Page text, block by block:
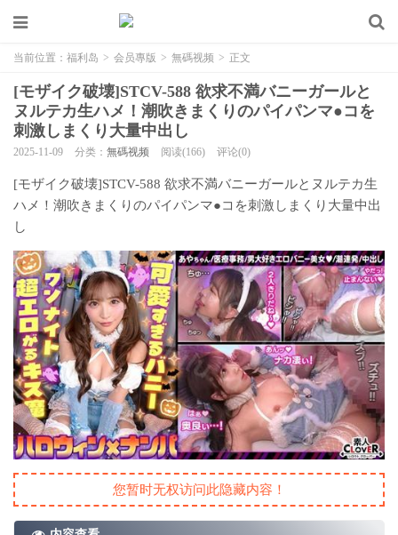
当前位置： 福利岛 > 会员專版 > 無碼视频 > 正文
[モザイク破壊]STCV-588 欲求不満バニーガールと
ヌルテカ生ハメ！潮吹きまくりのパイパンマ●コを
刺激しまくり大量中出し
2025-11-09 分类： 無碼视频 阅读(166) 评论(0)
[モザイク破壊]STCV-588 欲求不満バニーガールとヌルテカ生
ハメ！潮吹きまくりのパイパンマ●コを刺激しまくり大量中出
し
您暂时无权访问此隐藏内容！